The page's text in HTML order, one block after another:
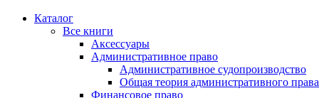
Каталог
Все книги
Аксессуары
Административное право
Административное судопроизводство
Общая теория административного права
Финансовое право